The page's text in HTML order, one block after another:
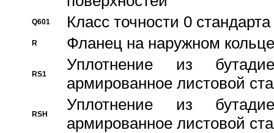
Q601 Класс точности 0
R Фланец на наружном кольце
RS1
Уплотнение из
армированное листовой
RSH
Уплотнение из
армированное листовой